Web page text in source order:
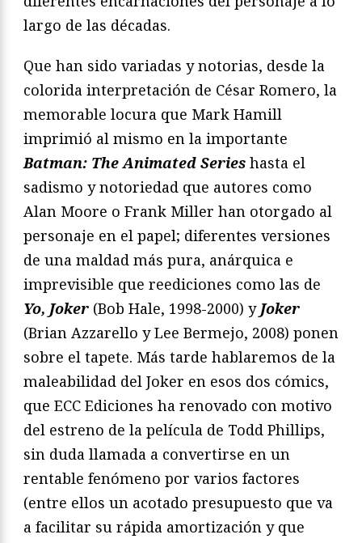
largo de las décadas.
Que han sido variadas y notorias, desde la
colorida interpretación de César Romero, la
memorable locura que Mark Hamill
imprimió al mismo en la importante
Batman: The Animated Series hasta el
sadismo y notoriedad que autores como
Alan Moore o Frank Miller han otorgado al
personaje en el papel; diferentes versiones
de una maldad más pura, anárquica e
imprevisible que reediciones como las de
Yo, Joker (Bob Hale, 1998-2000) y Joker
(Brian Azzarello y Lee Bermejo, 2008) ponen
sobre el tapete. Más tarde hablaremos de la
maleabilidad del Joker en esos dos cómics,
que ECC Ediciones ha renovado con motivo
del estreno de la película de Todd Phillips,
sin duda llamada a convertirse en un
rentable fenómeno por varios factores
(entre ellos un acotado presupuesto que va
a facilitar su rápida amortización y que